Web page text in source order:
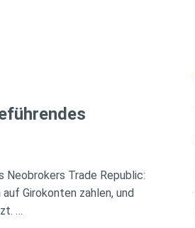
Neobrokers Trade Republic:
Girokonten zahlen, und
…